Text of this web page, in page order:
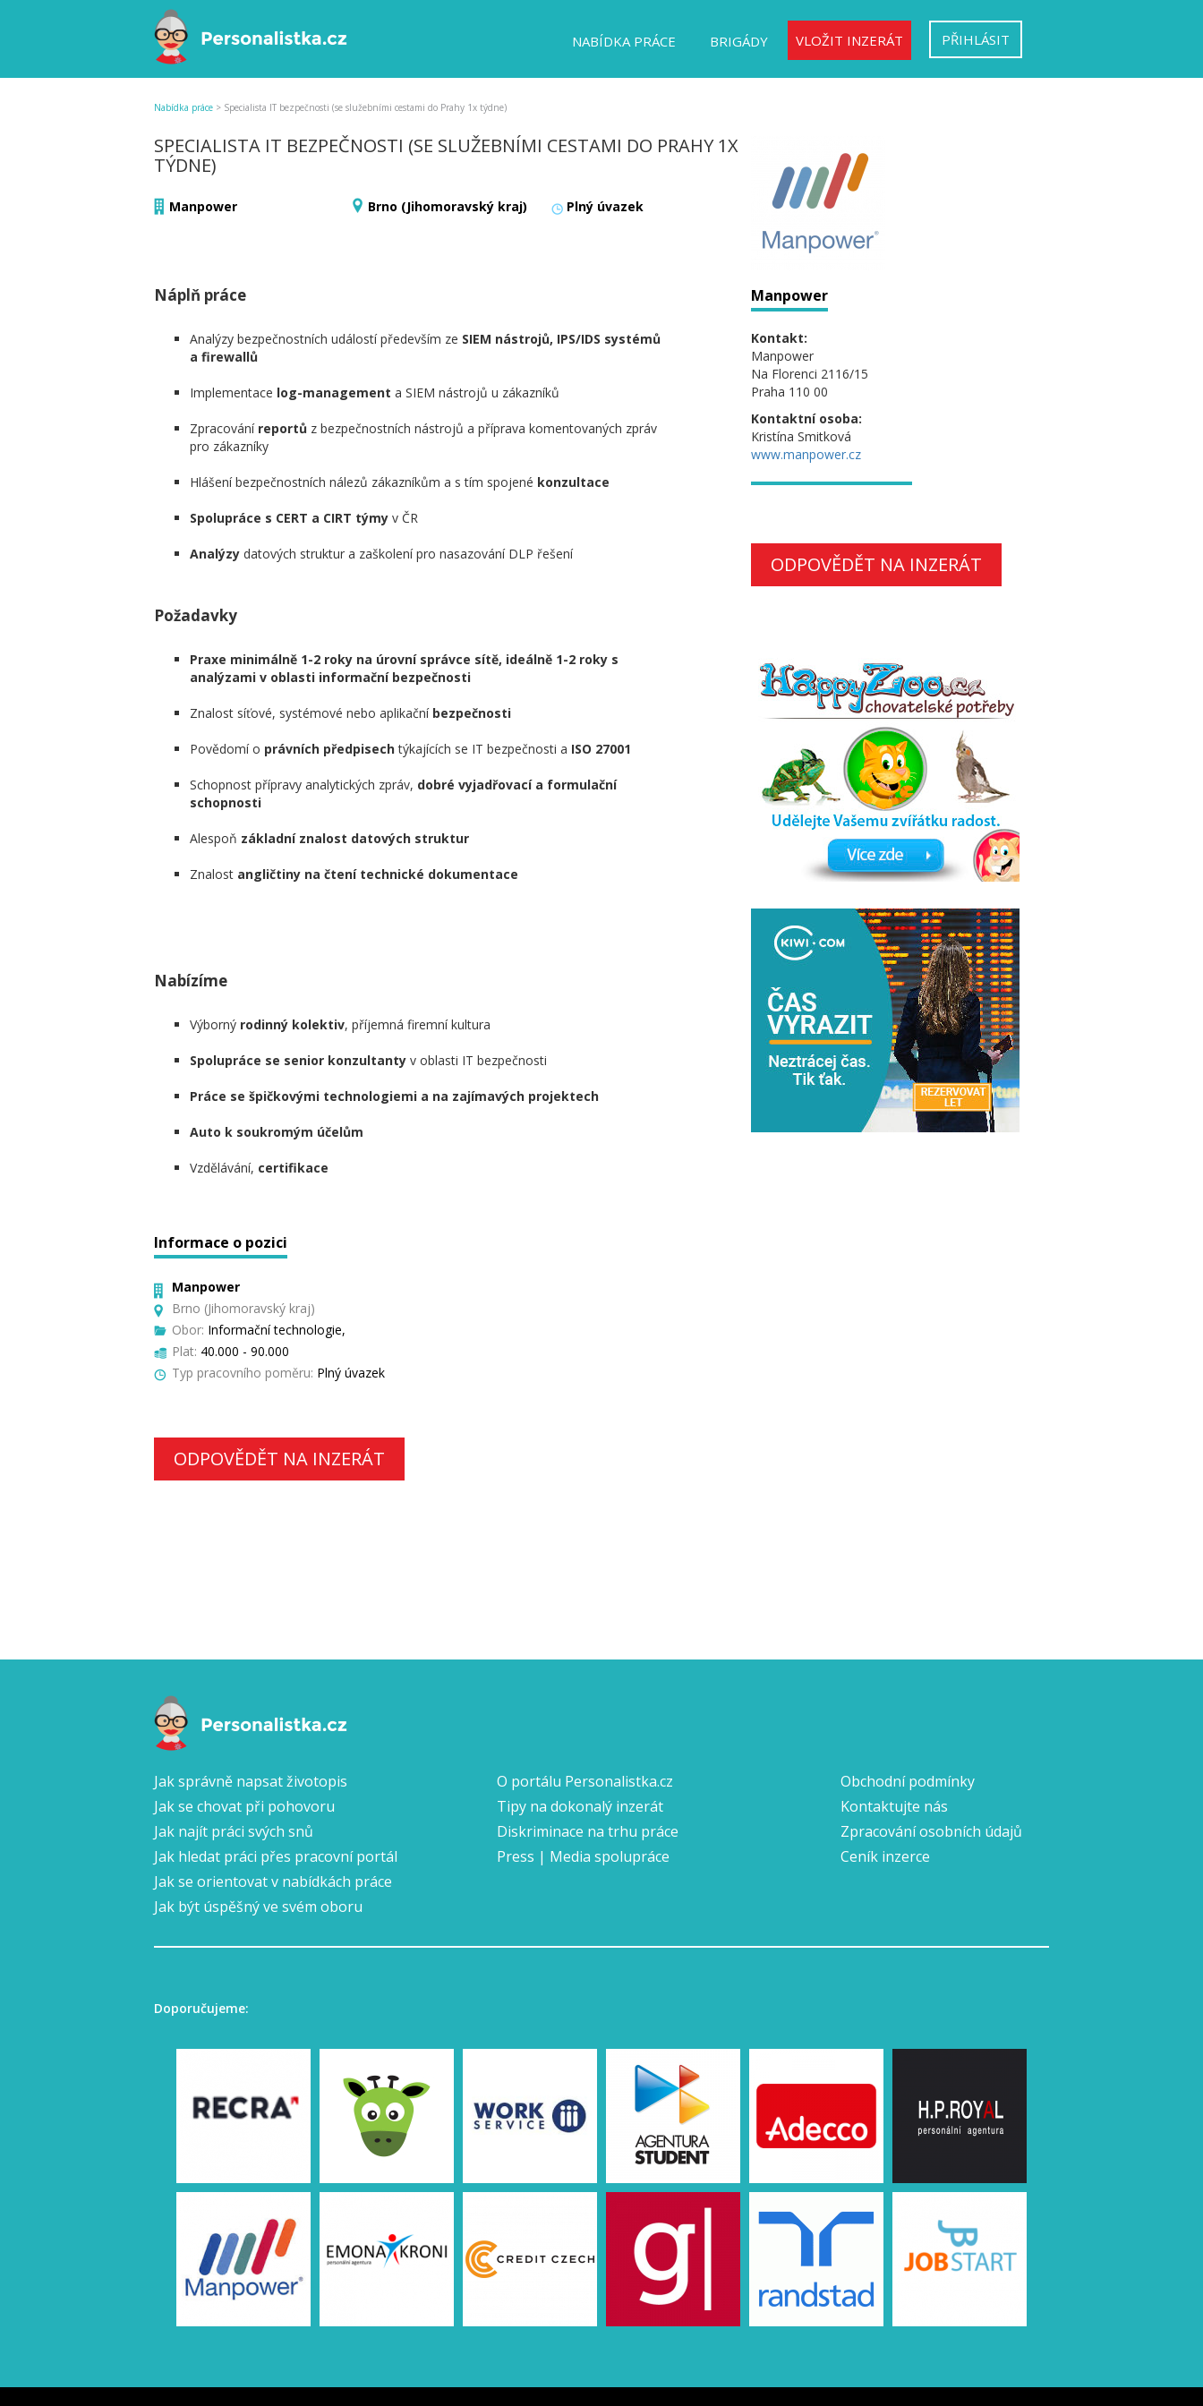
NABÍDKA PRÁCE BRIGÁDY VLOŽIT INZERÁT PŘIHLÁSIT
Nabídka práce > Specialista IT bezpečnosti (se služebními cestami do Prahy 1x týdne)
SPECIALISTA IT BEZPEČNOSTI (SE SLUŽEBNÍMI CESTAMI DO PRAHY 1X
TÝDNE)
Manpower Brno (Jihomoravský kraj) Plný úvazek
Náplň práce
Analýzy bezpečnostních událostí především ze SIEM nástrojů, IPS/IDS systémů
a firewallů
Implementace log-management a SIEM nástrojů u zákazníků
Zpracování reportů z bezpečnostních nástrojů a příprava komentovaných zpráv
pro zákazníky
Hlášení bezpečnostních nálezů zákazníkům a s tím spojené konzultace
Spolupráce s CERT a CIRT týmy v ČR
Analýzy datových struktur a zaškolení pro nasazování DLP řešení
Požadavky
Praxe minimálně 1-2 roky na úrovní správce sítě, ideálně 1-2 roky s
analýzami v oblasti informační bezpečnosti
Znalost síťové, systémové nebo aplikační bezpečnosti
Povědomí o právních předpisechtýkajících se IT bezpečnosti a ISO 27001
Schopnost přípravy analytických zpráv, dobré vyjadřovací a formulační
schopnosti
Alespoň základní znalost datových struktur
Znalost angličtiny na čtení technické dokumentace
Nabízíme
Výborný rodinný kolektiv, příjemná firemní kultura
Spolupráce se senior konzultanty v oblasti IT bezpečnosti
Práce se špičkovými technologiemi a na zajímavých projektech
Auto k soukromým účelům
Vzdělávání, certifikace
Informace o pozici
Manpower
Brno (Jihomoravský kraj)
Obor: Informační technologie,
Plat: 40.000 - 90.000
Typ pracovního poměru: Plný úvazek
ODPOVĚDĚT NA INZERÁT
Manpower
Kontakt:
Manpower
Na Florenci 2116/15
Praha 110 00
Kontaktní osoba:
Kristína Smitková
www.manpower.cz
ODPOVĚDĚT NA INZERÁT
Jak správně napsat životopis
Jak se chovat při pohovoru
Jak najít práci svých snů
Jak hledat práci přes pracovní portál
Jak se orientovat v nabídkách práce
Jak být úspěšný ve svém oboru
O portálu Personalistka.cz
Tipy na dokonalý inzerát
Diskriminace na trhu práce
Press | Media spolupráce
Obchodní podmínky
Kontaktujte nás
Zpracování osobních údajů
Ceník inzerce
Doporučujeme: